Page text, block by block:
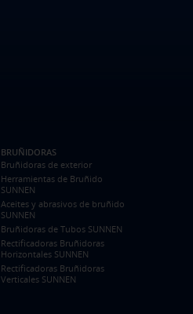
BRUÑIDORAS
Bruñidoras de exterior
Herramientas de Bruñido
SUNNEN
Aceites y abrasivos de bruñido
SUNNEN
Bruñidoras de Tubos SUNNEN
Rectificadoras Bruñidoras
Horizontales SUNNEN
Rectificadoras Bruñidoras
Verticales SUNNEN